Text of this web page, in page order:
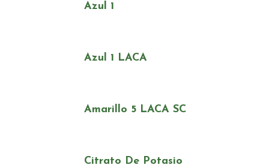
Azul 1
Azul 1 LACA
Amarillo 5 LACA SC
Citrato De Potasio